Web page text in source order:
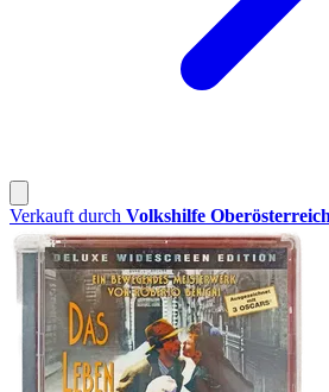
Verkauft durch Volkshilfe Oberösterreich